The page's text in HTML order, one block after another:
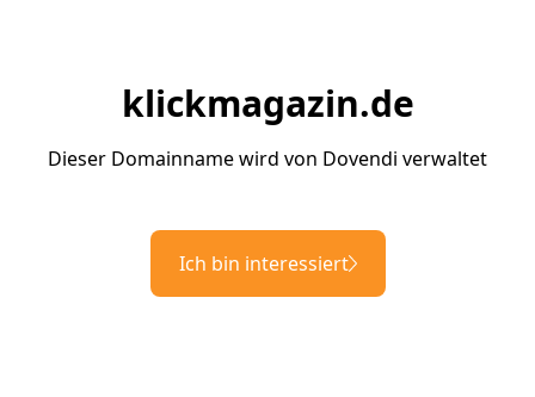
klickmagazin.de
Dieser Domainname wird von Dovendi verwaltet
Ich bin interessiert